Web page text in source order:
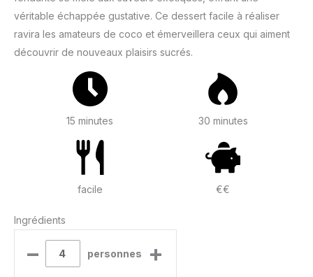
véritable échappée gustative. Ce dessert facile à réaliser
ravira les amateurs de coco et émerveillera ceux qui aiment
découvrir de nouveaux plaisirs sucrés.
15 minutes 30 minutes
facile €€
Ingrédients
– personnes +